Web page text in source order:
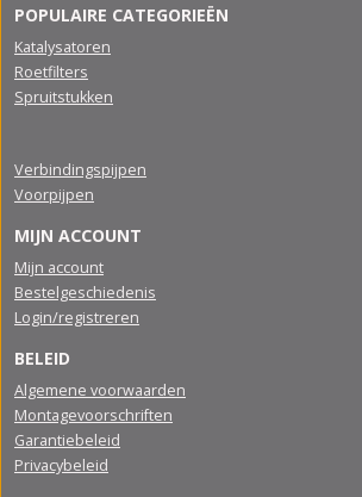
POPULAIRE CATEGORIEËN
Katalysatoren
Roetfilters
Spruitstukken
Verbindingspijpen
Voorpijpen
MIJN ACCOUNT
Mijn account
Bestelgeschiedenis
Login/registreren
BELEID
Algemene voorwaarden
Montagevoorschriften
Garantiebeleid
Privacybeleid